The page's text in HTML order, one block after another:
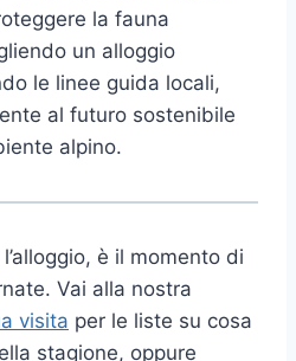
la fauna
un alloggio
le linee guida locali,
al futuro sostenibile
alpino.
è il momento di
Vai alla nostra
visita per le liste su cosa
stagione, oppure